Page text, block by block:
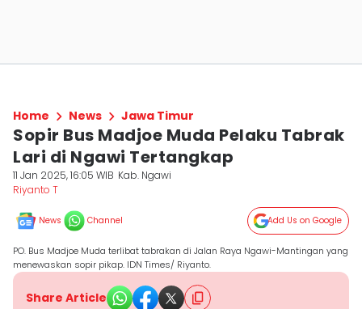
Home News Jawa Timur
Sopir Bus Madjoe Muda Pelaku Tabrak
Lari di Ngawi Tertangkap
11 Jan 2025, 16:05 WIB Kab. Ngawi
Riyanto T
News Channel Add Us on Google
PO. Bus Madjoe Muda terlibat tabrakan di Jalan Raya Ngawi-Mantingan yang
menewaskan sopir pikap. IDN Times/ Riyanto.
Share Article